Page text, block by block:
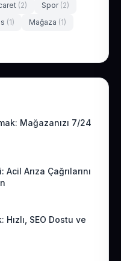
(2) Spor (2)
(1) Mağaza (1)
Mağazanızı 7/24
Arıza Çağrılarını
SEO Dostu ve